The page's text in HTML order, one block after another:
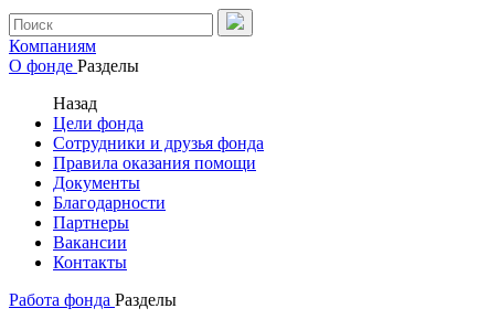
Компаниям
О фонде Разделы
Назад
Цели фонда
Сотрудники и друзья фонда
Правила оказания помощи
Документы
Благодарности
Партнеры
Вакансии
Контакты
Работа фонда Разделы